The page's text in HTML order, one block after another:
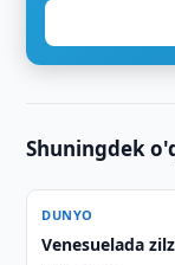
Shuningdek
DUNYO
Venesuelada